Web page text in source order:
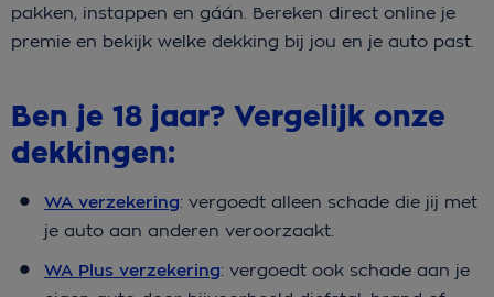
pakken, instappen en gáán. Bereken direct online je
premie en bekijk welke dekking bij jou en je auto past.
Ben je 18 jaar? Vergelijk onze
dekkingen:
WA verzekering: vergoedt alleen schade die jij met
je auto aan anderen veroorzaakt.
WA Plus verzekering: vergoedt ook schade aan je